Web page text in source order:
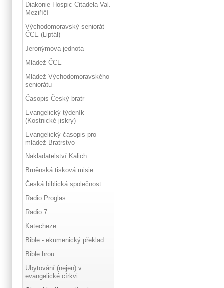
Diakonie Hospic Citadela Val.
Meziříčí
Východomoravský seniorát
ČCE (Liptál)
Jeronýmova jednota
Mládež ČCE
Mládež Východomoravského
seniorátu
Časopis Český bratr
Evangelický týdeník
(Kostnické jiskry)
Evangelický časopis pro
mládež Bratrstvo
Nakladatelství Kalich
Brněnská tisková misie
Česká biblická společnost
Radio Proglas
Radio 7
Katecheze
Bible - ekumenický překlad
Bible hrou
Ubytování (nejen) v
evangelické církvi